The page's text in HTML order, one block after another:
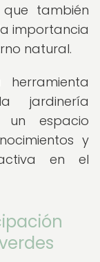
también
importancia
natural.
jardinería
un espacio
y
en el